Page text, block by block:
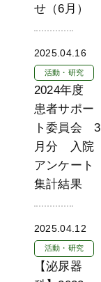
せ（6月）
2025.04.16
活動・研究
2024年度
患者サポー
ト委員会 3
月分 入院
アンケート
集計結果
2025.04.12
活動・研究
【泌尿器